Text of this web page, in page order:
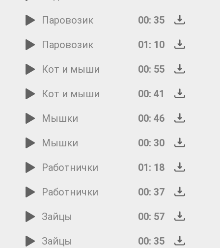
Паровозик
00: 35
Паровозик
01: 10
Кот и мыши
00: 55
Кот и мыши
00: 41
Мышки
00: 46
Мышки
00: 30
Работнички
01: 18
Работнички
00: 37
Зайцы
00: 57
Зайцы
00: 35